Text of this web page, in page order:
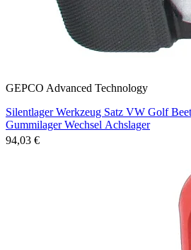
GEPCO Advanced Technology
Silentlager Werkzeug Satz VW Golf
Gummilager Wechsel Achslager
94,03 €